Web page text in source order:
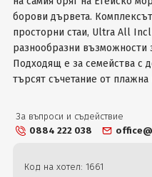
борови дървета.
просторни стаи, Ultra All
разнообразни възможности
Подходящ е за семейства с
търсят съчетание от
За въпроси и съдействие
0884 222 038
Код на хотел: 1661